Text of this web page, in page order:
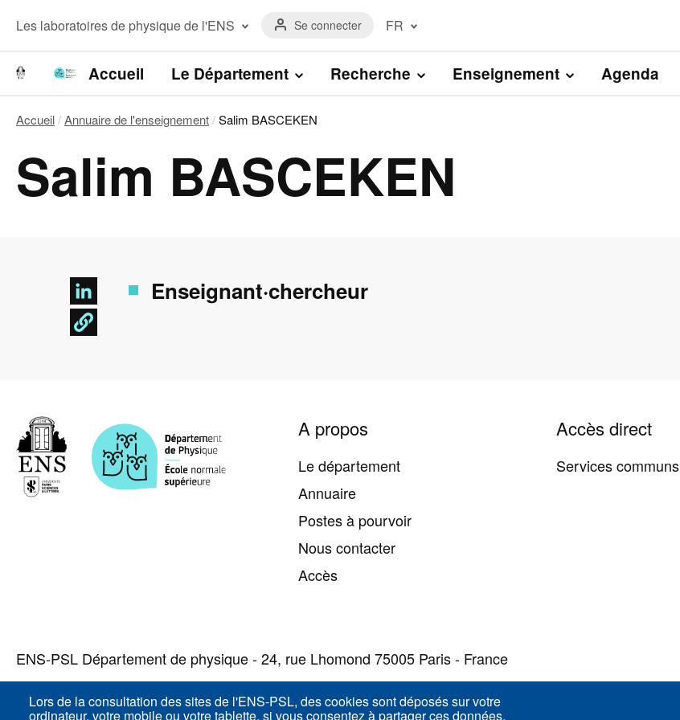
contenu
Menu
Les laboratoires de physique de l'ENS
normale supérieure
Laboratoire Kastler Brossel
Menu
du
l'utilisateur
Se connecter
FR
(FR)
English
Navigation
principale
Accueil Le Département Recherche Enseignement Agenda
d'Ariane
Accueil Annuaire de l'enseignement Salim BASCEKEN
Salim BASCEKEN
Enseignant·chercheur
Lors de la consultation des sites de l'ENS-PSL, des cookies sont déposés sur votre
ordinateur, votre mobile ou votre tablette, si vous consentez à partager ces données.
A propos
Le département
Annuaire
Postes à pourvoir
Nous contacter
Accès
Accès direct
Services communs
ENS-PSL Département de physique - 24, rue Lhomond 75005 Paris - France